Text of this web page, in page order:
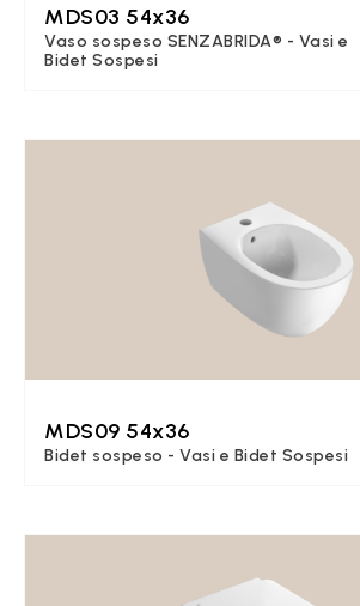
MDS03 54x36
Vaso sospeso SENZABRIDA® - Vasi e
Bidet Sospesi
MDS09 54x36
Bidet sospeso - Vasi e Bidet Sospesi